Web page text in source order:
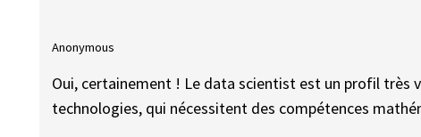
Anonymous
Oui, certainement ! Le data scientist est un profil très
technologies, qui nécessitent des compétences